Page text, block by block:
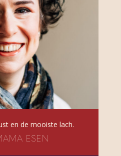
en de mooiste lach.
ESEN